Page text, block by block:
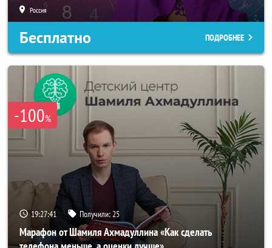
Россия
Бесплатно ПОДРОБНЕЕ
-100%
19:27:38 Получили:25
Марафон от Шамиля Ахмадуллина «Как сделать